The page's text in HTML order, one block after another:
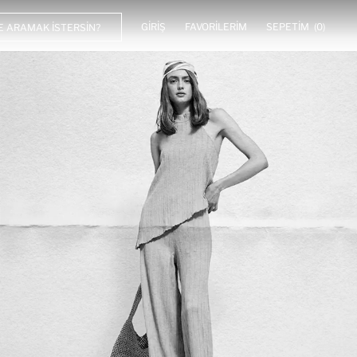
GIRIŞ FAVORILERIM SEPETIM (0)